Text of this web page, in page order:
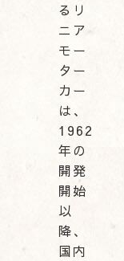
るリ
ニア
モー
ター
カー
は、
1962
年の
開発
開始
以
降、
国内